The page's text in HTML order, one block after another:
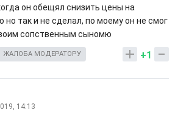
он обещял снизить цены на
но так и не сделал, по моему он не смог
сопственным сыномю
+1
ЖАЛОБА МОДЕРАТОРУ
14:13